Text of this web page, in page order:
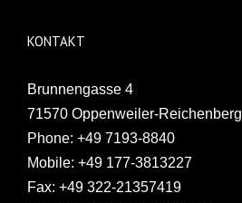
KONTAKT
Brunnengasse 4
71570 Oppenweiler-Reichenberg
Phone: +49 7193-8840
Mobile: +49 177-3813227
Fax: +49 322-21357419